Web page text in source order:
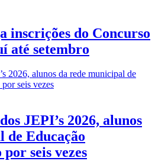
inscrições do Concurso
até setembro
JEPI’s 2026, alunos
de Educação
seis vezes